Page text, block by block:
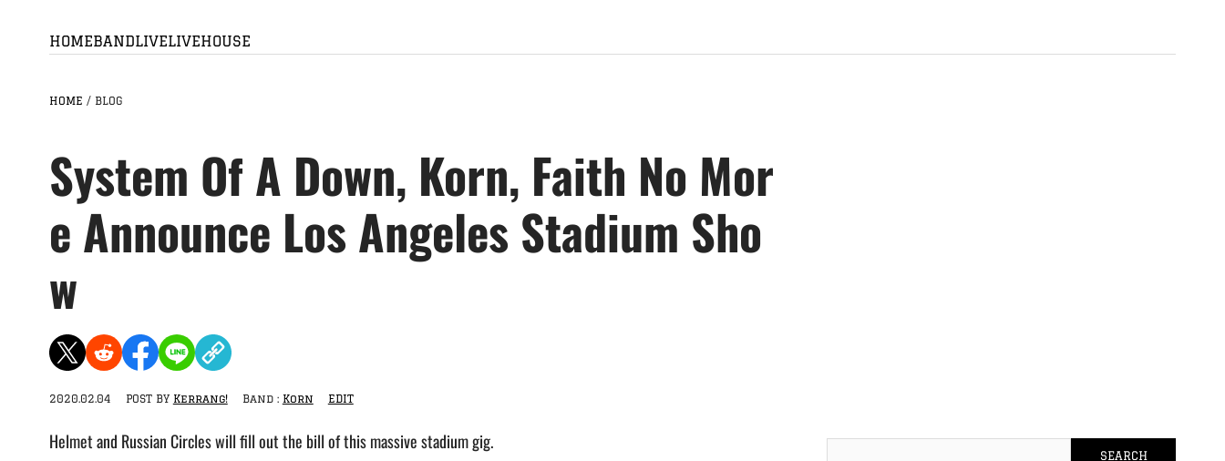
HOMEBANDLIVELIVEHOUSE
HOME / BLOG
System Of A Down, Korn, Faith No Mor
e Announce Los Angeles Stadium Sho
w
2020.02.04 POST BY Kerrang! Band : Korn EDIT
Helmet and Russian Circles will fill out the bill of this massive stadium gig.